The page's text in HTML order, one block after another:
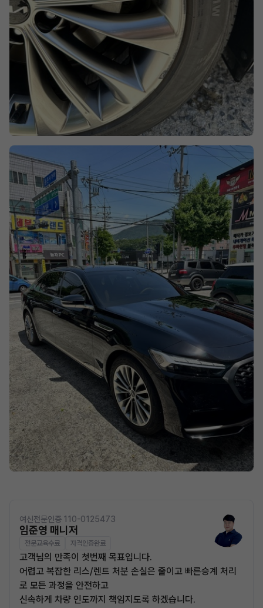
여신전문인증 110-0125473
임준영 매니저
전문교육수료 자격인증완료
고객님의 만족이 첫번째 목표입니다.
어렵고 복잡한 리스/렌트 처분 손실은 줄이고 빠른승계 처리
로 모든 과정을 안전하고
신속하게 차량 인도까지 책임지도록 하겠습니다.